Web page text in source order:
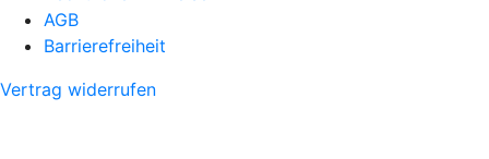
AGB
Barrierefreiheit
Vertrag widerrufen